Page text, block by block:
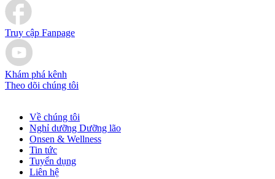
Truy cập Fanpage
Khám phá kênh
Theo dõi chúng tôi
Về chúng tôi
Nghỉ dưỡng Dưỡng lão
Onsen & Wellness
Tin tức
Tuyển dụng
Liên hệ